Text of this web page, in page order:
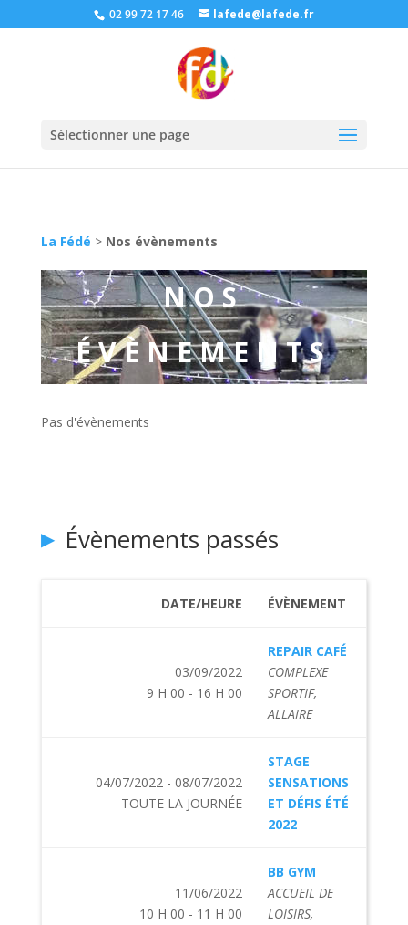
02 99 72 17 46 lafede@lafede.fr
Sélectionner une page
La Fédé > Nos évènements
NOS
ÉVÈNEMENTS
Pas d'évènements
Évènements passés
DATE/HEURE ÉVÈNEMENT
03/09/2022
9 H 00 - 16 H 00
REPAIR CAFÉ
COMPLEXE
SPORTIF,
ALLAIRE
04/07/2022 - 08/07/2022
TOUTE LA JOURNÉE
STAGE
SENSATIONS
ET DÉFIS ÉTÉ
2022
11/06/2022
10 H 00 - 11 H 00
BB GYM
ACCUEIL DE
LOISIRS,